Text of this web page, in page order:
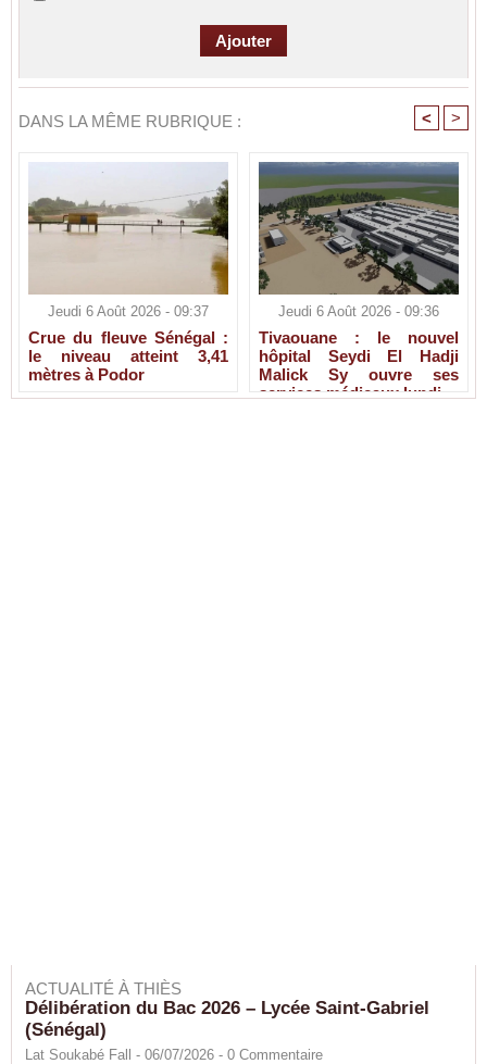
DANS LA MÊME RUBRIQUE : < >
Jeudi 6 Août 2026 - 09:37
Crue du fleuve Sénégal :
le niveau atteint 3,41
mètres à Podor
Jeudi 6 Août 2026 - 09:36
Tivaouane : le nouvel
hôpital Seydi El Hadji
Malick Sy ouvre ses
services médicaux lundi
ACTUALITÉ À THIÈS
Délibération du Bac 2026 – Lycée Saint-Gabriel
(Sénégal)
Lat Soukabé Fall - 06/07/2026 - 0 Commentaire